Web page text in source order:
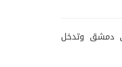
دمشق وتدخل